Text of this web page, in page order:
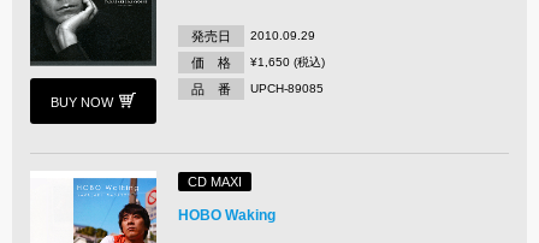
BUY NOW
発売日 2010.09.29
価 格 ¥1,650 (税込)
品 番 UPCH-89085
CD MAXI
HOBO Waking